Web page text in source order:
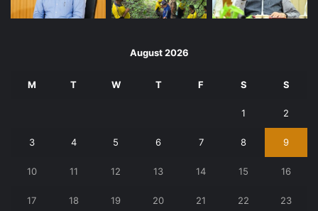
August 2026
M T W T F S S
1 2
3 4 5 6 7 8 9
10 11 12 13 14 15 16
17 18 19 20 21 22 23